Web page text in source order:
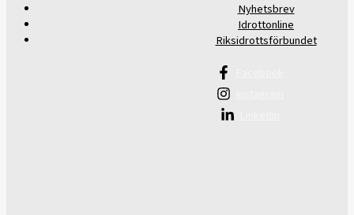
Nyhetsbrev
Idrottonline
Riksidrottsförbundet